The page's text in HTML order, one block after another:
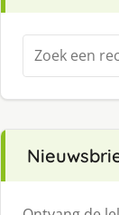
Zoeken
naar: